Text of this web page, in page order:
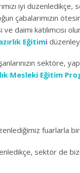
iyi düzenledikçe,
çabalarımızın
katılımcısı olur.
Eğitimi
sektöre,
Mesleki Eğitim
fuarlarla
sektör de